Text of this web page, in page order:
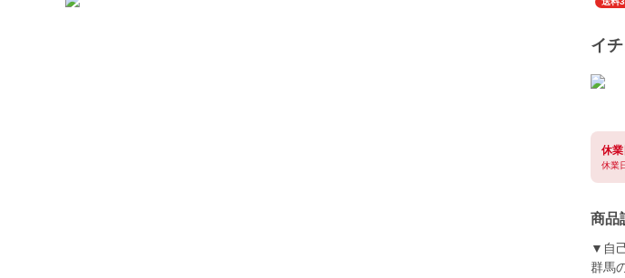
イ
休
休業
商品
▼自
群馬